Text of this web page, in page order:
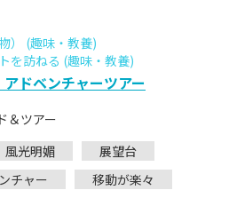
） (趣味・教養)
を訪ねる (趣味・教養)
ドベンチャーツアー
＆ツアー
風光明媚
展望台
チャー
移動が楽々